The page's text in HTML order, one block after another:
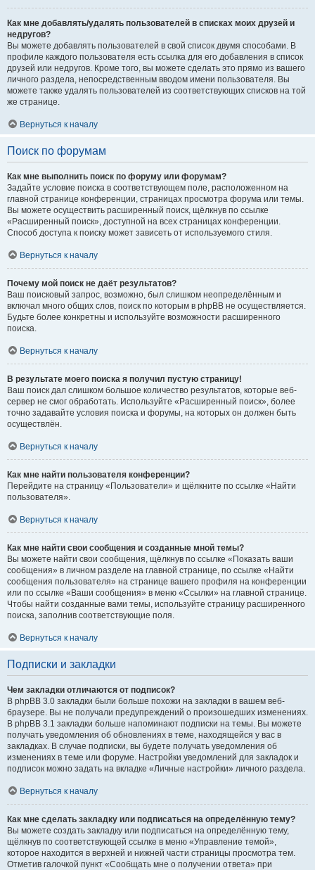
Как мне добавлять/удалять пользователей в списках моих друзей и
недругов?
Вы можете добавлять пользователей в свой список двумя способами. В
профиле каждого пользователя есть ссылка для его добавления в список
друзей или недругов. Кроме того, вы можете сделать это прямо из вашего
личного раздела, непосредственным вводом имени пользователя. Вы
можете также удалять пользователей из соответствующих списков на той
же странице.
Вернуться к началу
Поиск по форумам
Как мне выполнить поиск по форуму или форумам?
Задайте условие поиска в соответствующем поле, расположенном на
главной странице конференции, страницах просмотра форума или темы.
Вы можете осуществить расширенный поиск, щёлкнув по ссылке
«Расширенный поиск», доступной на всех страницах конференции.
Способ доступа к поиску может зависеть от используемого стиля.
Вернуться к началу
Почему мой поиск не даёт результатов?
Ваш поисковый запрос, возможно, был слишком неопределённым и
включал много общих слов, поиск по которым в phpBB не осуществляется.
Будьте более конкретны и используйте возможности расширенного
поиска.
Вернуться к началу
В результате моего поиска я получил пустую страницу!
Ваш поиск дал слишком большое количество результатов, которые веб-
сервер не смог обработать. Используйте «Расширенный поиск», более
точно задавайте условия поиска и форумы, на которых он должен быть
осуществлён.
Вернуться к началу
Как мне найти пользователя конференции?
Перейдите на страницу «Пользователи» и щёлкните по ссылке «Найти
пользователя».
Вернуться к началу
Как мне найти свои сообщения и созданные мной темы?
Вы можете найти свои сообщения, щёлкнув по ссылке «Показать ваши
сообщения» в личном разделе на главной странице, по ссылке «Найти
сообщения пользователя» на странице вашего профиля на конференции
или по ссылке «Ваши сообщения» в меню «Ссылки» на главной странице.
Чтобы найти созданные вами темы, используйте страницу расширенного
поиска, заполнив соответствующие поля.
Вернуться к началу
Подписки и закладки
Чем закладки отличаются от подписок?
В phpBB 3.0 закладки были больше похожи на закладки в вашем веб-
браузере. Вы не получали предупреждений о произошедших изменениях.
В phpBB 3.1 закладки больше напоминают подписки на темы. Вы можете
получать уведомления об обновлениях в теме, находящейся у вас в
закладках. В случае подписки, вы будете получать уведомления об
изменениях в теме или форуме. Настройки уведомлений для закладок и
подписок можно задать на вкладке «Личные настройки» личного раздела.
Вернуться к началу
Как мне сделать закладку или подписаться на определённую тему?
Вы можете создать закладку или подписаться на определённую тему,
щёлкнув по соответствующей ссылке в меню «Управление темой»,
которое находится в верхней и нижней части страницы просмотра тем.
Отметив галочкой пункт «Сообщать мне о получении ответа» при